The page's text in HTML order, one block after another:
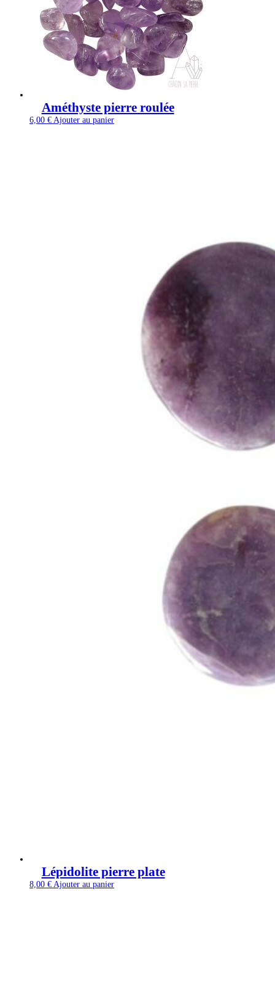
Améthyste pierre roulée
6,00 € Ajouter au panier
Lépidolite pierre plate
8,00 € Ajouter au panier